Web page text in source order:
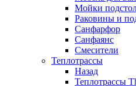
Мойки
Раковины и
Санфарфор
Санфаянс
Смесители
Теплотрассы
Назад
Теплотрассы